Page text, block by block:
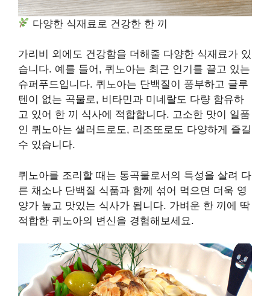
다양한 식재료로 건강한 한 끼
가리비 외에도 건강함을 더해줄 다양한 식재료가 있
습니다. 예를 들어, 퀴노아는 최근 인기를 끌고 있는
슈퍼푸드입니다. 퀴노아는 단백질이 풍부하고 글루
텐이 없는 곡물로, 비타민과 미네랄도 다량 함유하
고 있어 한 끼 식사에 적합합니다. 고소한 맛이 일품
인 퀴노아는 샐러드로도, 리조또로도 다양하게 즐길
수 있습니다.
퀴노아를 조리할 때는 통곡물로서의 특성을 살려 다
른 채소나 단백질 식품과 함께 섞어 먹으면 더욱 영
양가 높고 맛있는 식사가 됩니다. 가벼운 한 끼에 딱
적합한 퀴노아의 변신을 경험해보세요.